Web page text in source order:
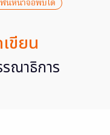
นหน้าจอพับได้
ขียน
ณาธิการ